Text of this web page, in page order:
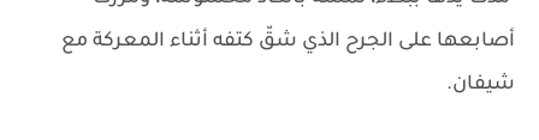
أصابعها على الجرح الذي شقّ كتفه أثناء المعركة مع
شيفان.